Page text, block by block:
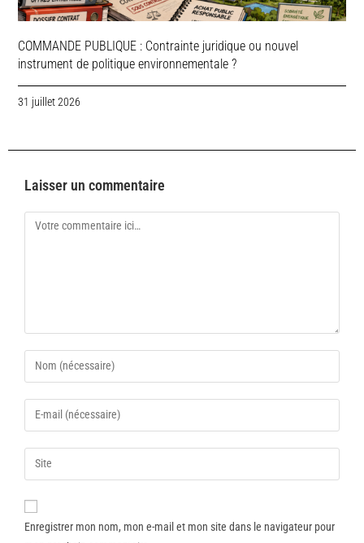
COMMANDE PUBLIQUE : Contrainte juridique ou nouvel
instrument de politique environnementale ?
31 juillet 2026
Laisser un commentaire
Enregistrer mon nom, mon e-mail et mon site dans le navigateur pour